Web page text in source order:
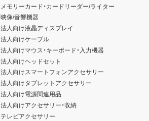
メモリーカード・カードリーダー/ライター
映像/音響機器
法人向け液晶ディスプレイ
法人向けケーブル
法人向けマウス・キーボード・入力機器
法人向けヘッドセット
法人向けスマートフォンアクセサリー
法人向けタブレットアクセサリー
法人向け電源関連用品
法人向けアクセサリー・収納
テレビアクセサリー